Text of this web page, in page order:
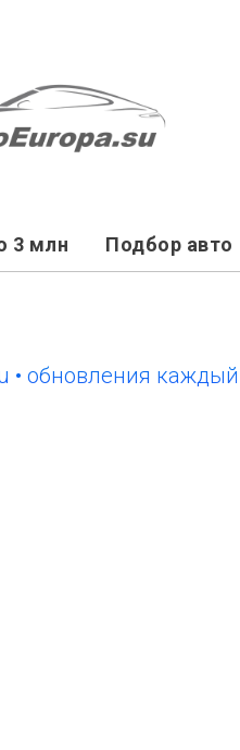
3 млн Подбор авто
каждый день